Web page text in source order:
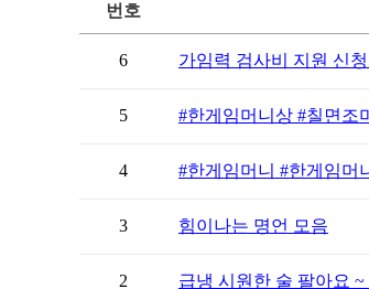
번호
6 가임력 검사비 지원 신
5 #한게임머니상 #칠면조
4 #한게임머니 #한게임머
3 힘이나는 명언 모음
2 급냉 시원한 술 팔아요 ~